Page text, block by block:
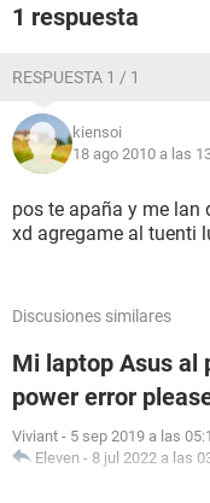
1 respuesta
RESPUESTA 1 / 1
kiensoi
18 ago 2010 a las
pos te apaña y me lan
xd agregame al tuenti
Discusiones similares
Mi laptop Asus al
power error
Viviant - 5 sep 2019 a las
Eleven - 8 jul 2022 a las